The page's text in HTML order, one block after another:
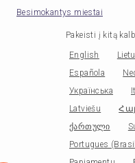
Besimokantys miestai
Pakeisti į kitą
English
Española
Українська
Latviešu
ქართული
Portugues